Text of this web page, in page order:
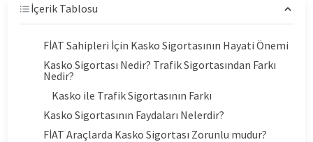
İçerik Tablosu
FİAT Sahipleri İçin Kasko Sigortasının Hayati Önemi
Kasko Sigortası Nedir? Trafik Sigortasından Farkı
Nedir?
Kasko ile Trafik Sigortasının Farkı
Kasko Sigortasının Faydaları Nelerdir?
FİAT Araçlarda Kasko Sigortası Zorunlu mudur?